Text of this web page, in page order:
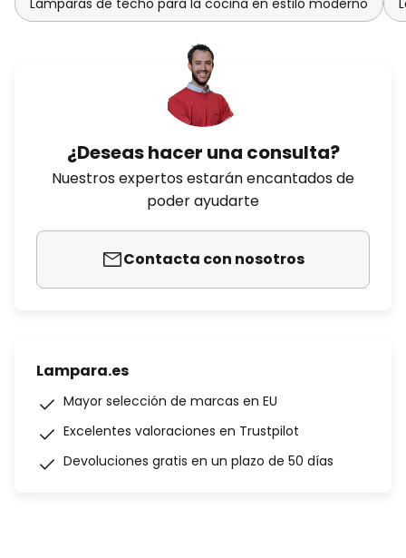
Lámparas de techo para la cocina en estilo moderno
¿Deseas hacer una consulta?
Nuestros expertos estarán encantados de
poder ayudarte
Contacta con nosotros
Lampara.es
Mayor selección de marcas en EU
Excelentes valoraciones en Trustpilot
Devoluciones gratis en un plazo de 50 días